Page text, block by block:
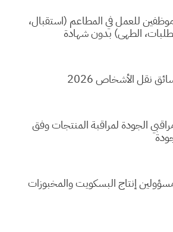
للعمل في المطاعم (استقبال،
الطهي) بدون شهادة
نقل الأشخاص 2026
الجودة لمراقبة المنتجات وفق
إنتاج البسكويت والمخبوزات